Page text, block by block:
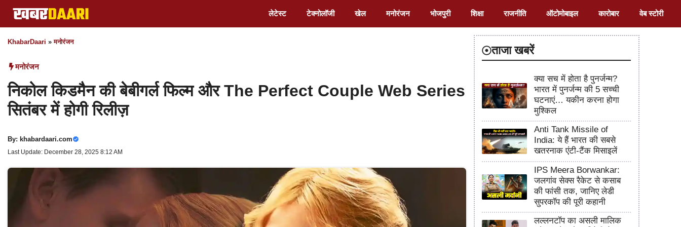
Skip
to
content
लेटेस्ट टेक्नोलॉजी खेल मनोरंजन भोजपुरी शिक्षा राजनीति ऑटोमोबाइल कारोबार वेब स्टोरी
KhabarDaari »मनोरंजन
मनोरंजन
निकोल किडमैन की बेबीगर्ल फिल्म और The Perfect Couple Web Series
सितंबर में होगी रिलीज़
By: khabardaari.com
Last Update: December 28, 2025 8:12 AM
ताजा खबरें
क्या सच में होता है पुनर्जन्म?
भारत में पुनर्जन्म की 5 सच्ची
घटनाएं… यकीन करना होगा
मुश्किल
Anti Tank Missile of
India: ये हैं भारत की सबसे
खतरनाक एंटी-टैंक मिसाइलें
IPS Meera Borwankar:
जलगांव सेक्स रैकेट से कसाब
की फांसी तक, जानिए लेडी
सुपरकॉप की पूरी कहानी
लल्लनटॉप का असली मालिक